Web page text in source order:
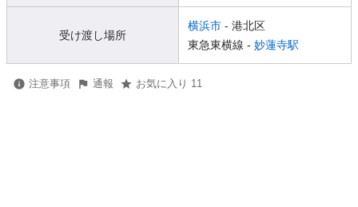
受け渡し場所
横浜市 - 港北区
東急東横線 - 妙蓮寺駅
注意事項 通報 お気に入り 11